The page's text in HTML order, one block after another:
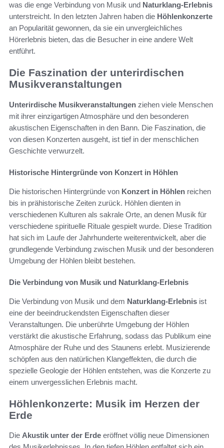
was die enge Verbindung von Musik und Naturklang-Erlebnis
unterstreicht. In den letzten Jahren haben die Höhlenkonzerte
an Popularität gewonnen, da sie ein unvergleichliches
Hörerlebnis bieten, das die Besucher in eine andere Welt
entführt.
Die Faszination der unterirdischen
Musikveranstaltungen
Unterirdische Musikveranstaltungen ziehen viele Menschen
mit ihrer einzigartigen Atmosphäre und den besonderen
akustischen Eigenschaften in den Bann. Die Faszination, die
von diesen Konzerten ausgeht, ist tief in der menschlichen
Geschichte verwurzelt.
Historische Hintergründe von Konzert in Höhlen
Die historischen Hintergründe von Konzert in Höhlen reichen
bis in prähistorische Zeiten zurück. Höhlen dienten in
verschiedenen Kulturen als sakrale Orte, an denen Musik für
verschiedene spirituelle Rituale gespielt wurde. Diese Tradition
hat sich im Laufe der Jahrhunderte weiterentwickelt, aber die
grundlegende Verbindung zwischen Musik und der besonderen
Umgebung der Höhlen bleibt bestehen.
Die Verbindung von Musik und Naturklang-Erlebnis
Die Verbindung von Musik und dem Naturklang-Erlebnis ist
eine der beeindruckendsten Eigenschaften dieser
Veranstaltungen. Die unberührte Umgebung der Höhlen
verstärkt die akustische Erfahrung, sodass das Publikum eine
Atmosphäre der Ruhe und des Staunens erlebt. Musizierende
schöpfen aus den natürlichen Klangeffekten, die durch die
spezielle Geologie der Höhlen entstehen, was die Konzerte zu
einem unvergesslichen Erlebnis macht.
Höhlenkonzerte: Musik im Herzen der
Erde
Die Akustik unter der Erde eröffnet völlig neue Dimensionen